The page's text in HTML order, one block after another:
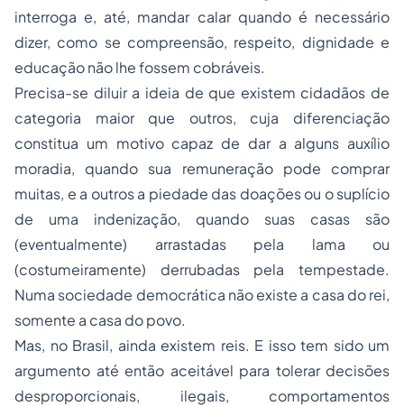
interroga e, até, mandar calar quando é necessário
dizer, como se compreensão, respeito, dignidade e
educação não lhe fossem cobráveis.
Precisa-se diluir a ideia de que existem cidadãos de
categoria maior que outros, cuja diferenciação
constitua um motivo capaz de dar a alguns auxílio
moradia, quando sua remuneração pode comprar
muitas, e a outros a piedade das doações ou o suplício
de uma indenização, quando suas casas são
(eventualmente) arrastadas pela lama ou
(costumeiramente) derrubadas pela tempestade.
Numa sociedade democrática não existe a casa do rei,
somente a casa do povo.
Mas, no Brasil, ainda existem reis. E isso tem sido um
argumento até então aceitável para tolerar decisões
desproporcionais, ilegais, comportamentos